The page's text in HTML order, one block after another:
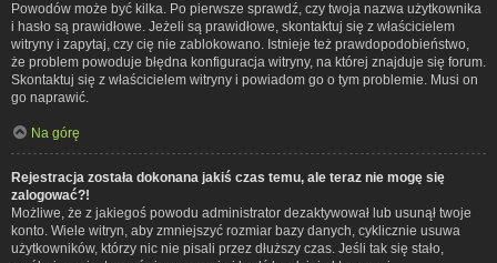
Powodów może być kilka. Po pierwsze sprawdź, czy twoja nazwa użytkownika
i hasło są prawidłowe. Jeżeli są prawidłowe, skontaktuj się z właścicielem
witryny i zapytaj, czy cię nie zablokowano. Istnieje też prawdopodobieństwo,
że problem powoduje błędna konfiguracja witryny, na której znajduje się forum.
Skontaktuj się z właścicielem witryny i powiadom go o tym problemie. Musi on
go naprawić.
Na górę
Rejestracja została dokonana jakiś czas temu, ale teraz nie mogę się
zalogować?!
Możliwe, że z jakiegoś powodu administrator dezaktywował lub usunął twoje
konto. Wiele witryn, aby zmniejszyć rozmiar bazy danych, cyklicznie usuwa
użytkowników, którzy nic nie pisali przez dłuższy czas. Jeśli tak się stało,